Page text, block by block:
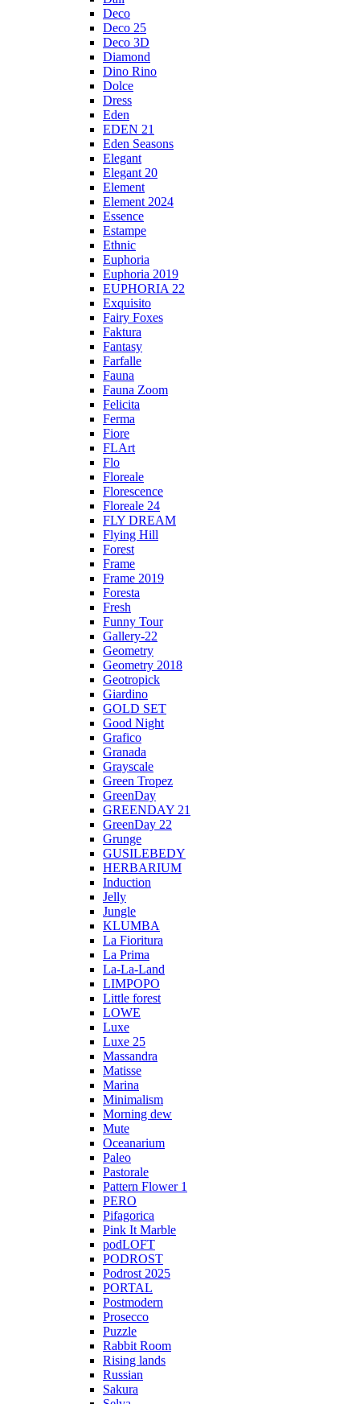
Deco
Deco 25
Deco 3D
Diamond
Dino Rino
Dolce
Dress
Eden
EDEN 21
Eden Seasons
Elegant
Elegant 20
Element
Element 2024
Essence
Estampe
Ethnic
Euphoria
Euphoria 2019
EUPHORIA 22
Exquisito
Fairy Foxes
Faktura
Fantasy
Farfalle
Fauna
Fauna Zoom
Felicita
Ferma
Fiore
FLArt
Flo
Floreale
Florescence
Floreale 24
FLY DREAM
Flying Hill
Forest
Frame
Frame 2019
Foresta
Fresh
Funny Tour
Gallery-22
Geometry
Geometry 2018
Geotropick
Giardino
GOLD SET
Good Night
Grafico
Granada
Grayscale
Green Tropez
GreenDay
GREENDAY 21
GreenDay 22
Grunge
GUSILEBEDY
HERBARIUM
Induction
Jelly
Jungle
KLUMBA
La Fioritura
La Prima
La-La-Land
LIMPOPO
Little forest
LOWE
Luxe
Luxe 25
Massandra
Matisse
Marina
Minimalism
Morning dew
Mute
Oceanarium
Paleo
Pastorale
Pattern Flower 1
PERO
Pifagorica
Pink It Marble
podLOFT
PODROST
Podrost 2025
PORTAL
Postmodern
Prosecco
Puzzle
Rabbit Room
Rising lands
Russian
Sakura